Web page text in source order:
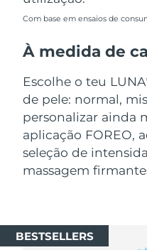
Com base em ensaios de
À medida de
Escolhe o teu LUNA
de pele: normal,
personalizar ainda
aplicação FOREO,
seleção de
massagem
BESTSELLERS